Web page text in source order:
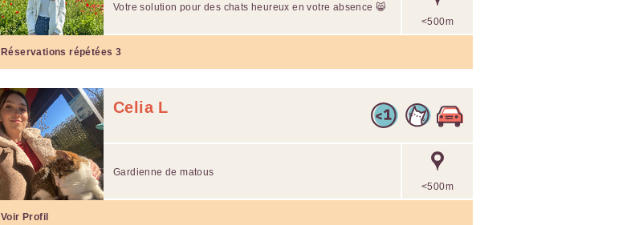
<500m
Votre solution pour des chats heureux en votre absence 😸
Réservations répétées 3
Celia L
<500m
Gardienne de matous
Voir Profil